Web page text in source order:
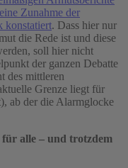
Zunahme der
konstatiert. Dass hier nur
die Rede ist und diese
soll hier nicht
der ganzen Debatte
des mittleren
Grenze liegt für
ab der die Alarmglocke
alle – und trotzdem